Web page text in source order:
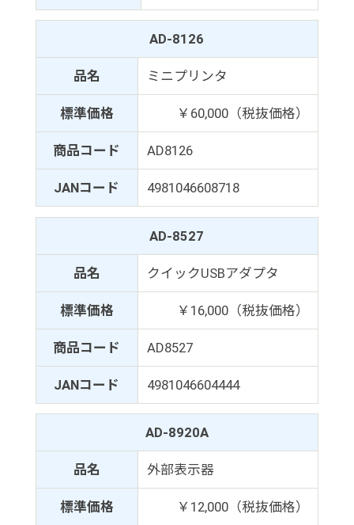
AD-8126
品名 ミニプリンタ
標準価格 ￥60,000（税抜価格）
商品コード AD8126
JANコード 4981046608718
AD-8527
品名 クイックUSBアダプタ
標準価格 ￥16,000（税抜価格）
商品コード AD8527
JANコード 4981046604444
AD-8920A
品名 外部表示器
標準価格 ￥12,000（税抜価格）